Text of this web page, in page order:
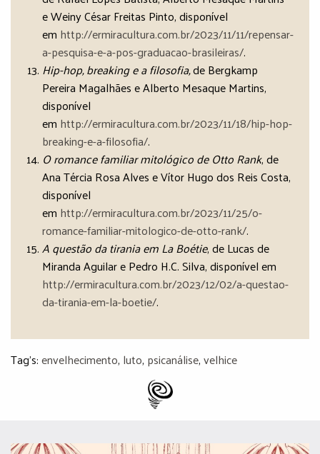
e Weiny César Freitas Pinto, disponível
em http://ermiracultura.com.br/2023/11/11/repensar-
a-pesquisa-e-a-pos-graduacao-brasileiras/.
Hip-hop, breaking e a filosofia,de Bergkamp
Pereira Magalhães e Alberto Mesaque Martins,
disponível
em http://ermiracultura.com.br/2023/11/18/hip-hop-
breaking-e-a-filosofia/.
O romance familiar mitológico de Otto Rank, de
Ana Tércia Rosa Alves e Vítor Hugo dos Reis Costa,
disponível
em http://ermiracultura.com.br/2023/11/25/o-
romance-familiar-mitologico-de-otto-rank/.
A questão da tirania em La Boétie, de Lucas de
Miranda Aguilar e Pedro H.C. Silva, disponível em
http://ermiracultura.com.br/2023/12/02/a-questao-
da-tirania-em-la-boetie/.
Tag's:envelhecimento, luto, psicanálise,velhice